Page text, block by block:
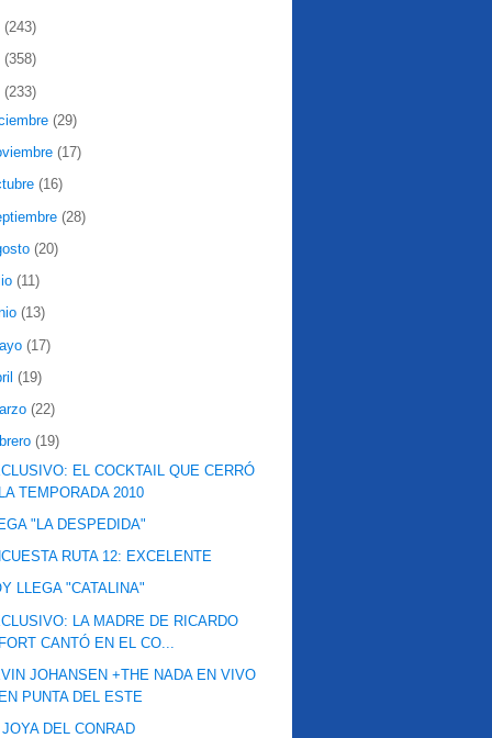
(243)
(358)
(233)
(29)
(17)
(16)
(28)
(20)
(11)
(13)
(17)
(19)
(22)
(19)
EL COCKTAIL QUE CERRÓ
TEMPORADA 2010
"LA DESPEDIDA"
RUTA 12: EXCELENTE
LLEGA "CATALINA"
LA MADRE DE RICARDO
CANTÓ EN EL CO...
JOHANSEN +THE NADA EN VIVO
PUNTA DEL ESTE
JOYA DEL CONRAD